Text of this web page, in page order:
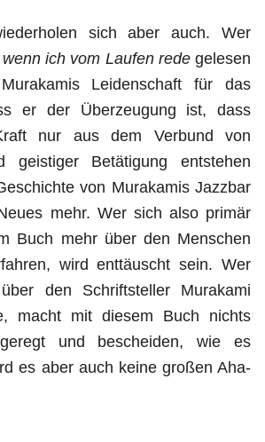
sich aber auch. Wer
ich vom Laufen redegelesen
Leidenschaft für das
er der Überzeugung ist, dass
nur aus dem Verbund von
geistiger Betätigung entstehen
von Murakamis Jazzbar
mehr. Wer sich also primär
Buch mehr über den Menschen
wird enttäuscht sein. Wer
den Schriftsteller Murakami
macht mit diesem Buch nichts
und bescheiden, wie es
es aber auch keine großen Aha-